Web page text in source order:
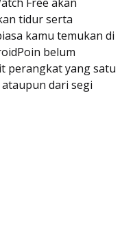
tidur serta
kamu temukan di
belum
perangkat yang satu
dari segi